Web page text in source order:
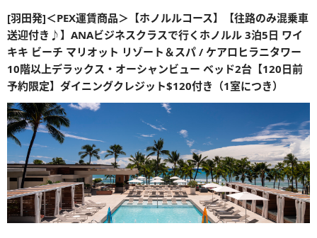
[羽田発]＜PEX運賃商品＞【ホノルルコース】【往路のみ混乗車
送迎付き♪】ANAビジネスクラスで行くホノルル 3泊5日 ワイ
キキ ビーチ マリオット リゾート＆スパ / ケアロヒラニタワー
10階以上デラックス・オーシャンビュー ベッド2台【120日前
予約限定】ダイニングクレジット$120付き（1室につき）